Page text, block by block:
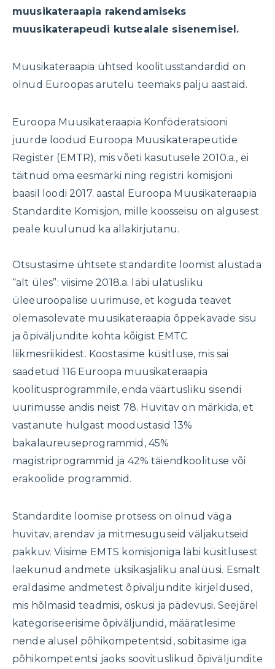
muusikateraapia rakendamiseks
muusikaterapeudi kutsealale sisenemisel.
Muusikateraapia ühtsed koolitusstandardid on
olnud Euroopas arutelu teemaks palju aastaid.
Euroopa Muusikateraapia Konföderatsiooni
juurde loodud Euroopa Muusikaterapeutide
Register (EMTR), mis võeti kasutusele 2010.a., ei
täitnud oma eesmärki ning registri komisjoni
baasil loodi 2017. aastal Euroopa Muusikateraapia
Standardite Komisjon, mille koosseisu on algusest
peale kuulunud ka allakirjutanu.
Otsustasime ühtsete standardite loomist alustada
“alt üles”: viisime 2018.a. läbi ulatusliku
üleeuroopalise uurimuse, et koguda teavet
olemasolevate muusikateraapia õppekavade sisu
ja õpiväljundite kohta kõigist EMTC
liikmesriikidest. Koostasime küsitluse, mis sai
saadetud 116 Euroopa muusikateraapia
koolitusprogrammile, enda väärtusliku sisendi
uurimusse andis neist 78. Huvitav on märkida, et
vastanute hulgast moodustasid 13%
bakalaureuseprogrammid, 45%
magistriprogrammid ja 42% täiendkoolituse või
erakoolide programmid.
Standardite loomise protsess on olnud väga
huvitav, arendav ja mitmesuguseid väljakutseid
pakkuv. Viisime EMTS komisjoniga läbi küsitlusest
laekunud andmete üksikasjaliku analüüsi. Esmalt
eraldasime andmetest õpiväljundite kirjeldused,
mis hõlmasid teadmisi, oskusi ja pädevusi. Seejärel
kategoriseerisime õpiväljundid, määratlesime
nende alusel põhikompetentsid, sobitasime iga
põhikompetentsi jaoks soovituslikud õpiväljundite